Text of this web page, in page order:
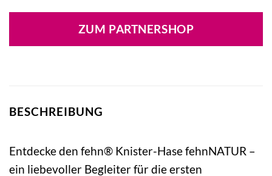
ZUM PARTNERSHOP
BESCHREIBUNG
Entdecke den fehn® Knister-Hase fehnNATUR –
ein liebevoller Begleiter für die ersten